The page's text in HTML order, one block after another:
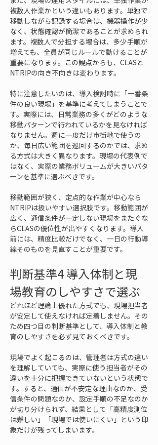
複数人作業かという違いもあります。単独で
移動しながら記録する場合は、機器操作が少
なく、状態確認が簡潔であることが求められ
ます。複数人で分担する場合は、多少手順が
増えても、全員が同じルールで動けることが
重要になります。この観点からも、CLASと
NTRIPの向き不向きは変わります。
特に注意したいのは、導入検討時に「一番条
件の良い現場」を基準に考えてしまうことで
す。実際には、日常業務の多くがどのような
移動パターンで行われているかを見なければ
なりません。週に一度だけ市街地で使うの
か、毎日広い範囲を巡回するのかでは、求め
る方式は大きく異なります。現場の代表例で
はなく、実際の業務ボリュームが大きいパタ
ーンを基準に選ぶべきです。
移動範囲が狭く、定点的な作業が中心なら
NTRIPは扱いやすい選択肢です。移動範囲が
広く、通信条件が一定しない現場をまたぐな
らCLASの優位性が出やすくなります。導入
前には、精度比較だけでなく、一日の行動導
線そのものを見直すことが重要です。
判断基準4 導入体制と現
場教育のしやすさで選ぶ
どれほど理論上優れた方式でも、現場担当者
が安定して使えなければ定着しません。その
ため四つ目の判断基準として、導入体制と教
育のしやすさを必ず見ておくべきです。
現場でよく起こるのは、管理者は方式の違い
を理解していても、実際に使う担当者がその
違いを十分に把握できていないという状態で
す。すると、通信が不安定な理由なのか、受
信条件の問題なのか、設定手順の不足なのか
が切り分けられず、結果として「高精度測位
は難しい」「現場では使いにくい」という印
象だけが残ってしまいます。